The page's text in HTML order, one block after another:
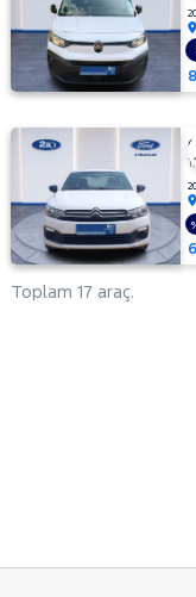
Toplam 17 araç.